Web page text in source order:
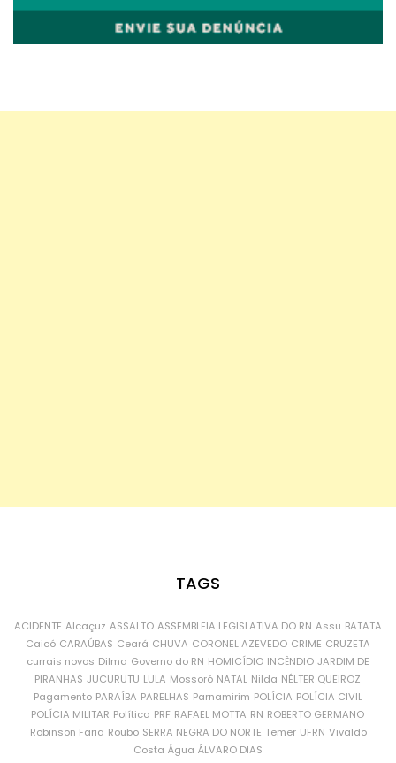
TAGS
ACIDENTE Alcaçuz ASSALTO ASSEMBLEIA LEGISLATIVA DO RN Assu BATATA
Caicó CARAÚBAS Ceará CHUVA CORONEL AZEVEDO CRIME CRUZETA
currais novos Dilma Governo do RN HOMICÍDIO INCÊNDIO JARDIM DE
PIRANHAS JUCURUTU LULA Mossoró NATAL Nilda NÉLTER QUEIROZ
Pagamento PARAÍBA PARELHAS Parnamirim POLÍCIA POLÍCIA CIVIL
POLÍCIA MILITAR Política PRF RAFAEL MOTTA RN ROBERTO GERMANO
Robinson Faria Roubo SERRA NEGRA DO NORTE Temer UFRN Vivaldo
Costa Água ÁLVARO DIAS